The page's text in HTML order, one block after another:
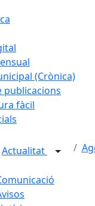
(Crònica)
publicacions
fàcil
Actualitat